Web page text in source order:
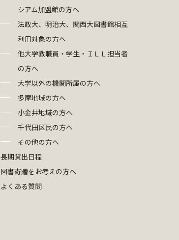
シアム加盟館の方へ
法政大、明治大、関西大図書館相互
利用対象の方へ
他大学教職員・学生・ＩＬＬ担当者
の方へ
大学以外の機関所属の方へ
多摩地域の方へ
小金井地域の方へ
千代田区民の方へ
その他の方へ
長期貸出日程
図書寄贈をお考えの方へ
よくある質問